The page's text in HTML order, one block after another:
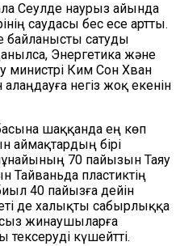
Сеулде наурыз айында
саудасы бес есе артты.
байланысты сатуды
Энергетика және
министрі Ким Сон Хван
негіз жоқ екенін
шаққанда ең көп
аймақтардың бірі
70 пайызын Таяу
Тайваньда пластиктің
40 пайызға дейін
де халықты сабырлыққа
жинаушыларға
күшейтті.